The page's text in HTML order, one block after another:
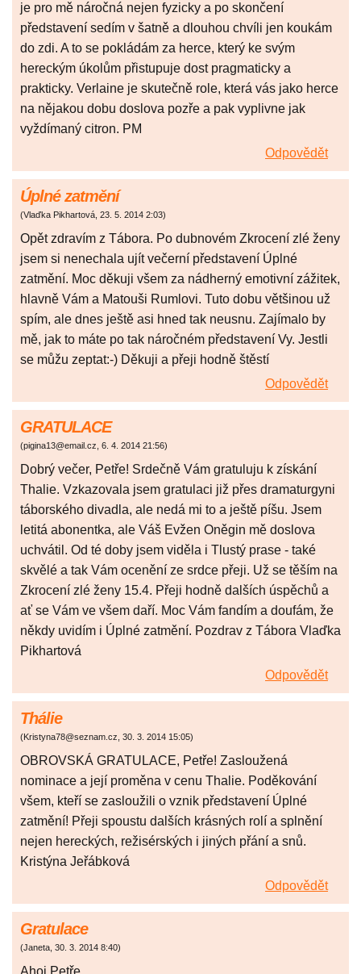
je pro mě náročná nejen fyzicky a po skončení
představení sedím v šatně a dlouhou chvíli jen koukám
do zdi. A to se pokládám za herce, který ke svým
hereckým úkolům přistupuje dost pragmaticky a
prakticky. Verlaine je skutečně role, která vás jako herce
na nějakou dobu doslova pozře a pak vyplivne jak
vyždímaný citron. PM
Odpovědět
Úplné zatmění
(Vlaďka Pikhartová, 23. 5. 2014 2:03)
Opět zdravím z Tábora. Po dubnovém Zkrocení zlé ženy
jsem si nenechala ujít večerní představení Úplné
zatmění. Moc děkuji všem za nádherný emotivní zážitek,
hlavně Vám a Matouši Rumlovi. Tuto dobu většinou už
spím, ale dnes ještě asi hned tak neusnu. Zajímalo by
mě, jak to máte po tak náročném představení Vy. Jestli
se můžu zeptat:-) Děkuji a přeji hodně štěstí
Odpovědět
GRATULACE
(pigina13@email.cz, 6. 4. 2014 21:56)
Dobrý večer, Petře! Srdečně Vám gratuluju k získání
Thalie. Vzkazovala jsem gratulaci již přes dramaturgyni
táborského divadla, ale nedá mi to a ještě píšu. Jsem
letitá abonentka, ale Váš Evžen Oněgin mě doslova
uchvátil. Od té doby jsem viděla i Tlustý prase - také
skvělé a tak Vám ocenění ze srdce přeji. Už se těším na
Zkrocení zlé ženy 15.4. Přeji hodně dalších úspěchů a
ať se Vám ve všem daří. Moc Vám fandím a doufám, že
někdy uvidím i Úplné zatmění. Pozdrav z Tábora Vlaďka
Pikhartová
Odpovědět
Thálie
(Kristyna78@seznam.cz, 30. 3. 2014 15:05)
OBROVSKÁ GRATULACE, Petře! Zasloužená
nominace a její proměna v cenu Thalie. Poděkování
všem, kteří se zasloužili o vznik představení Úplné
zatmění! Přeji spoustu dalších krásných rolí a splnění
nejen hereckých, režisérských i jiných přání a snů.
Kristýna Jeřábková
Odpovědět
Gratulace
(Janeta, 30. 3. 2014 8:40)